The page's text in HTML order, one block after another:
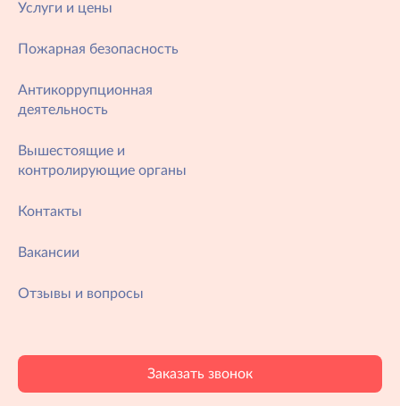
Услуги и цены
Пожарная безопасность
Антикоррупционная
деятельность
Вышестоящие и
контролирующие органы
Контакты
Вакансии
Отзывы и вопросы
Заказать звонок